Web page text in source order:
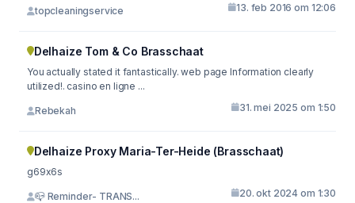
topcleaningservice 13. feb 2016 om 12:06
Delhaize Tom & Co Brasschaat
You actually stated it fantastically. web page Information clearly
utilized!. casino en ligne ...
Rebekah 31. mei 2025 om 1:50
Delhaize Proxy Maria-Ter-Heide (Brasschaat)
g69x6s
📪 Reminder- TRANS... 20. okt 2024 om 1:30